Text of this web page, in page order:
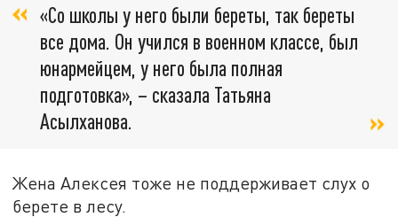
«Со школы у него были береты, так береты
все дома. Он учился в военном классе, был
юнармейцем, у него была полная
подготовка», – сказала Татьяна
Асылханова.
Жена Алексея тоже не поддерживает слух о
берете в лесу.